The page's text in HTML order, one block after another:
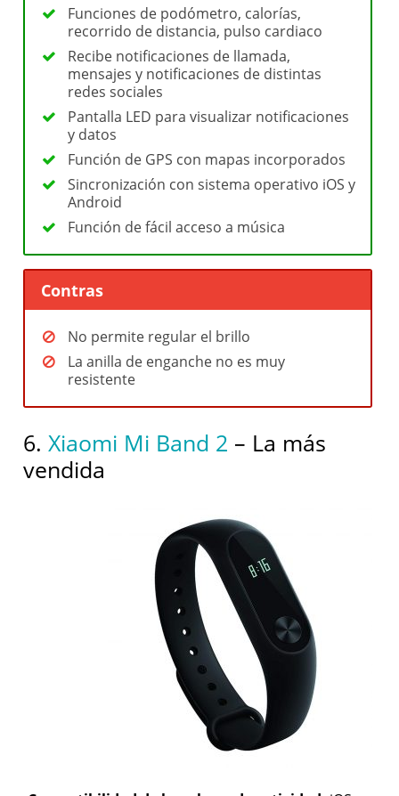
Funciones de podómetro, calorías,
recorrido de distancia, pulso cardiaco
Recibe notificaciones de llamada,
mensajes y notificaciones de distintas
redes sociales
Pantalla LED para visualizar notificaciones
y datos
Función de GPS con mapas incorporados
Sincronización con sistema operativo iOS y
Android
Función de fácil acceso a música
Contras
No permite regular el brillo
La anilla de enganche no es muy
resistente
6.Xiaomi Mi Band 2 – La más
vendida